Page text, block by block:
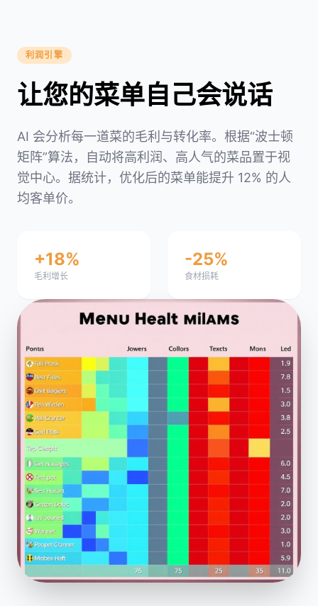
利润引擎
让您的菜单自己会说话
AI 会分析每一道菜的毛利与转化率。根据“波士顿
矩阵”算法，自动将高利润、高人气的菜品置于视
觉中心。据统计，优化后的菜单能提升 12% 的人
均客单价。
+18%
毛利增长
-25%
食材损耗